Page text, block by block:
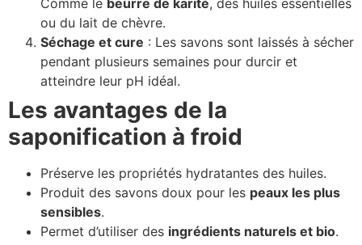
ou du lait de chèvre.
Séchage et cure : Les savons sont laissés à sécher
pendant plusieurs semaines pour durcir et
atteindre leur pH idéal.
Les avantages de la
saponification à froid
Préserve les propriétés hydratantes des huiles.
Produit des savons doux pour les peaux les plus
sensibles.
Permet d’utiliser des ingrédients naturels et bio.